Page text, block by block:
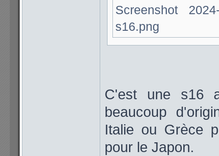
Screenshot
s16.png
C'est une s16
beaucoup
Italie ou Grèce
pour le Japon.